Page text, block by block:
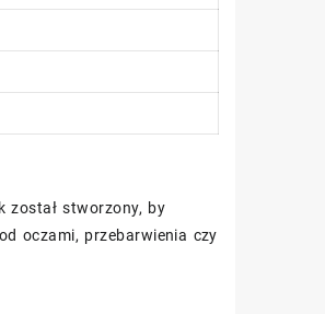
został stworzony, by
oczami, przebarwienia czy